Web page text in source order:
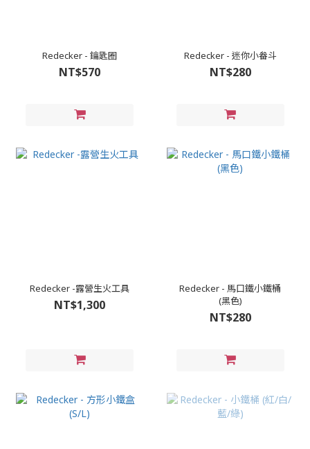
Redecker - 鑰匙圈
NT$570
Redecker - 迷你小畚斗
NT$280
Redecker -露營生火工具
NT$1,300
Redecker - 馬口鐵小鐵桶
(黑色)
NT$280